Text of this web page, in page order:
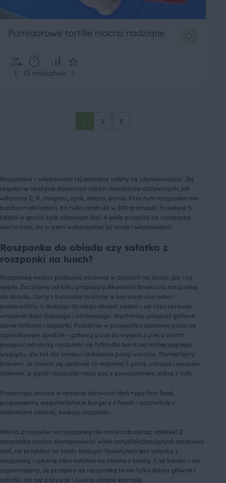
Pomidorowe tortille mocno nadziane
1 15 minŁatwe 1
1 2 3
Roszponka – właściwości tej odmiany sałaty są zdumiewające. Jej
regularne spożycie dostarcza takich składników odżywczych, jak
witaminy C, K, magnez, cynk, żelazo, potas. Przy tym roszponka ma
bardzo mało kalorii, bo tylko około 20 w 100 gramach! To jedyne 5
kalorii w garści tych zdrowych liści. A jakie przepisy na roszponkę
warto znać, by w pełni wykorzystać jej smak i właściwości?
Roszponka do obiadu czy sałatka z
roszponki na lunch?
Roszponkę można podawać zarówno w daniach na zimno, jak i na
ciepło. Zacznijmy od kilku propozycji Akademii Smaku na roszponkę
do obiadu. Curry z kurczaka to danie w barwach czerwieni i
pomarańczy, a dodając do niego akcent zieleni – od razu sprawia
wrażenie dużo lżejszego i zdrowszego. Wystarczy posypać gotowe
danie listkami roszponki. Podobnie w przypadku domowej pizzy na
szpinakowym spodzie – gotową pizzę po wyjęciu z pieca warto
posypać odrobiną roszponki nie tylko dla bardziej zachęcającego
wyglądu, ale też dla smaku i dołożenia porcji warzyw. Pamiętajmy
bowiem, że zaleca się zjadanie co najmniej 5 porcji warzyw i owoców
dziennie, a garść roszponki może być z powodzeniem jedną z nich.
Pozostając jeszcze w temacie zdrowych dań typu fast food,
proponujemy wegetariańskie burgery z fasoli – oczywiście z
dodatkiem zielonej, świeżej roszponki.
Wśród przepisów na roszponkę nie może zabraknąć sałatek! Z
roszponką można skomponować wiele satysfakcjonujących smakowo
dań, na przykład na lunch. Naszym faworytem jest sałatka z
roszponką i cykorią albo sałatka na zielono z kaszą. I na koniec – nie
zapominajmy, że przepisy na roszponkę to nie tylko dania główne i
sałatki, ale też pożywne i świeże zielone koktajle.